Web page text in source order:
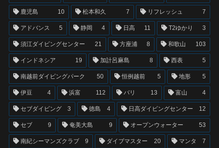
鹿児島 10 松本和久 7 リフレッシュ 7
アドバンス 5 静岡 4 日高 11 T2ゆかり 3
須江ダイビングセンター 21 方座浦 8 和歌山 103
インドネシア 19 加計呂麻島 8 西表 5
南越前ダイビングパーク 50 恒例越前 5 地形 5
伊豆 4 浜富 112 バリ 13 富山 4
セブダイビング 3 徳島 4 日高ダイビングセンター 12
セブ 9 奄美大島 9 オープンウォーター 53
南紀シーマンズクラブ 9 ダイブマスター 20 マンタ 7